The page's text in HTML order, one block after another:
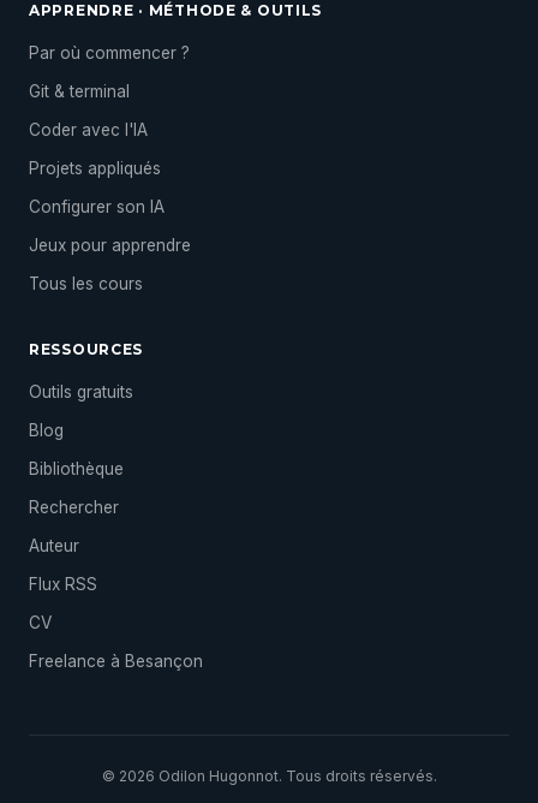
APPRENDRE · MÉTHODE & OUTILS
Par où commencer ?
Git & terminal
Coder avec l'IA
Projets appliqués
Configurer son IA
Jeux pour apprendre
Tous les cours
RESSOURCES
Outils gratuits
Blog
Bibliothèque
Rechercher
Auteur
Flux RSS
CV
Freelance à Besançon
© 2026 Odilon Hugonnot. Tous droits réservés.